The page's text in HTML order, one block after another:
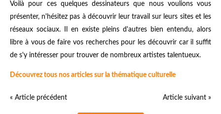
Voilà pour ces quelques dessinateurs que nous voulions vous
présenter, n'hésitez pas à découvrir leur travail sur leurs sites et les
réseaux sociaux. Il en existe pleins d'autres bien entendu, alors
libre à vous de faire vos recherches pour les découvrir car il suffit
de s'y intéresser pour trouver de nombreux artistes talentueux.
Découvrez tous nos articles sur la thématique culturelle
« Article précédent Article suivant »